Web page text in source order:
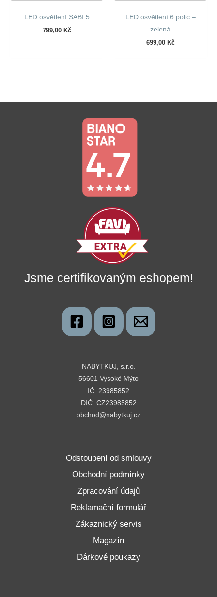
LED osvětlení SABI 5
799,00 Kč
LED osvětlení 6 polic –
zelená
699,00 Kč
Jsme certifikovaným eshopem!
NABYTKUJ, s.r.o.
56601 Vysoké Mýto
IČ: 23985852
DIČ: CZ23985852
obchod@nabytkuj.cz
Odstoupení od smlouvy
Obchodní podmínky
Zpracování údajů
Reklamační formulář
Zákaznický servis
Magazín
Dárkové poukazy